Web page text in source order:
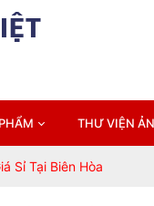
THƯ VIỆN
Sỉ Tại Biên Hòa